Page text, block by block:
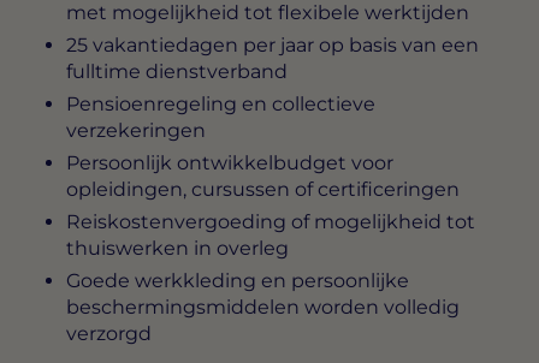
met mogelijkheid tot flexibele werktijden
25 vakantiedagen per jaar op basis van een
fulltime dienstverband
Pensioenregeling en collectieve
verzekeringen
Persoonlijk ontwikkelbudget voor
opleidingen, cursussen of certificeringen
Reiskostenvergoeding of mogelijkheid tot
thuiswerken in overleg
Goede werkkleding en persoonlijke
beschermingsmiddelen worden volledig
verzorgd